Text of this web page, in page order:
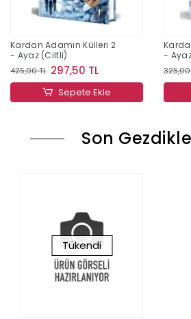
Kardan Adamın Külleri 2
- Ayaz (Ciltli)
425,00 TL 297,50 TL
Sepete Ekle
-
325,00
Son
Tükendi